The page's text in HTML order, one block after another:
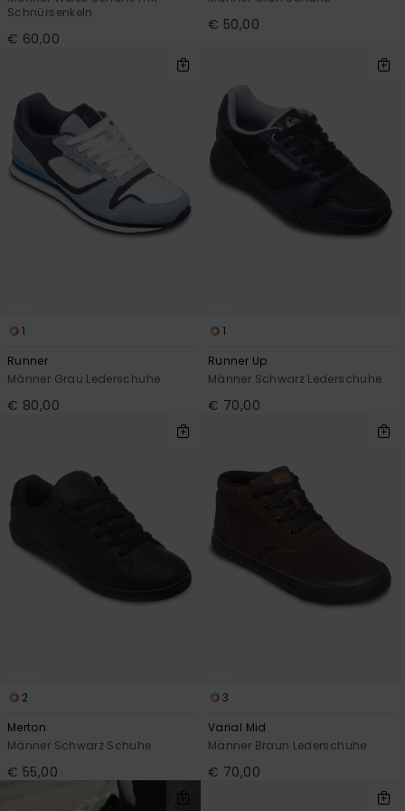
Schnürsenkeln
€ 60,00
€ 50,00
1
Runner
Männer Grau Lederschuhe
€ 80,00
1
Runner Up
Männer Schwarz Lederschuhe
€ 70,00
2
Merton
Männer Schwarz Schuhe
€ 55,00
3
Varial Mid
Männer Braun Lederschuhe
€ 70,00